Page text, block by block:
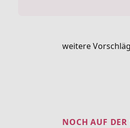
weitere
NOCH AUF DER